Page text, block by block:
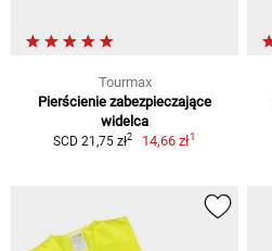
Tourmax
Pierścienie zabezpieczające
widelca
SCD 21,75 zł2 14,66 zł1